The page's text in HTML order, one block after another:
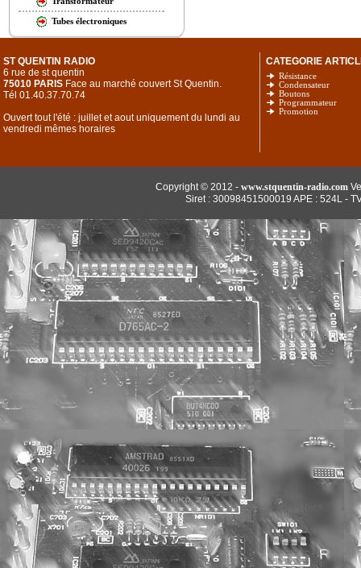
Tubes électroniques
ST QUENTIN RADIO
6 rue de st quentin
75010 PARIS Face au marché couvert St Quentin.
Tél 01.40.37.70.74
Ouvert tout l'été : juillet et aout uniquement du lundi au
vendredi mêmes horaires
CATEGORIE
Résistance
Condensateur
Boutons
Programmateur
Promotion
Copyright © 2012 - www.stquentin-radio.com
Siret : 30098451500019 APE : 524L -